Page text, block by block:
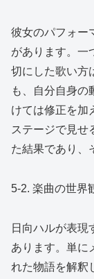
彼女のパフォー
があります。一
切にした歌い方
も、自分自身の
けては修正を加
ステージで見せ
た結果であり、
5-2. 楽曲の世界
日向ハルが表現
あります。単に
れた物語を解釈